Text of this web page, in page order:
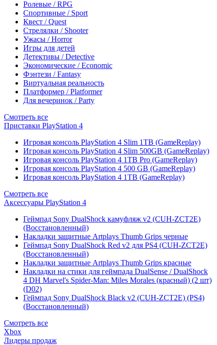
Ролевые / RPG
Спортивные / Sport
Квест / Quest
Стрелялки / Shooter
Ужасы / Horror
Игры для детей
Детективы / Detective
Экономические / Economic
Фэнтези / Fantasy
Виртуальная реальность
Платформер / Platformer
Для вечеринок / Party
Смотреть все
Приставки PlayStation 4
Игровая консоль PlayStation 4 Slim 1TB (GameReplay)
Игровая консоль PlayStation 4 Slim 500GB (GameReplay)
Игровая консоль PlayStation 4 1TB Pro (GameReplay)
Игровая консоль PlayStation 4 500 GB (GameReplay)
Игровая консоль PlayStation 4 1TB (GameReplay)
Смотреть все
Аксессуары PlayStation 4
Геймпад Sony DualShock камуфляж v2 (CUH-ZCT2E)
(Восстановленный)
Накладки защитные Artplays Thumb Grips черные
Геймпад Sony DualShock Red v2 для PS4 (CUH-ZCT2E)
(Восстановленный)
Накладки защитные Artplays Thumb Grips красные
Накладки на стики для геймпада DualSense / DualShock
4 DH Marvel's Spider-Man: Miles Morales (красный) (2 шт)
(D02)
Геймпад Sony DualShock Black v2 (CUH-ZCT2E) (PS4)
(Восстановленный)
Смотреть все
Xbox
Лидеры продаж